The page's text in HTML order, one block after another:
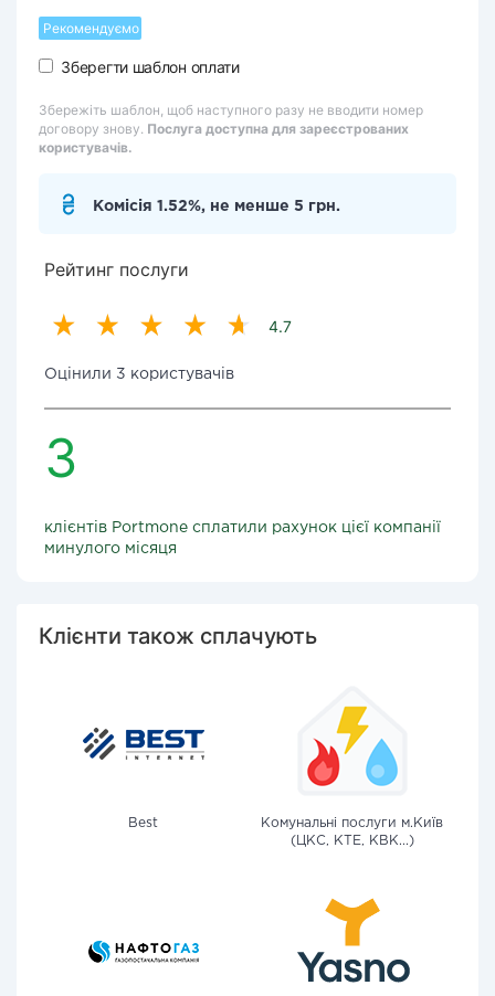
Рекомендуємо
Зберегти шаблон оплати
Збережіть шаблон, щоб наступного разу не вводити номер
договору знову. Послуга доступна для зареєстрованих
користувачів.
Комісія 1.52%, не менше 5 грн.
Рейтинг послуги
4.7
Оцінили 3 користувачів
3
клієнтів Portmone сплатили рахунок цієї компанії
минулого місяця
Клієнти також сплачують
Best
Комунальні послуги м.Київ
(ЦКС, КТЕ, КВК...)